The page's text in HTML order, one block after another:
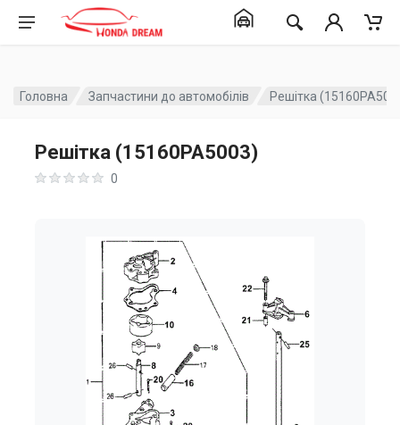
Головна Запчастини до автомобілів Решітка
Решітка (15160PA5003)
0